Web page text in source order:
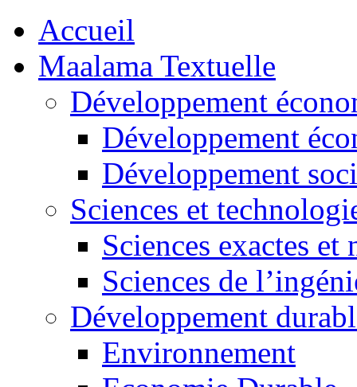
Accueil
Maalama Textuelle
Développement
Développement
Développement
Sciences et
Sciences exactes et
Sciences de
Développement
Environnement